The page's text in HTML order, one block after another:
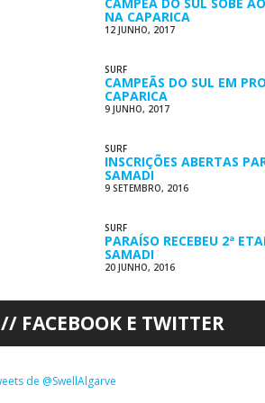
NA CAPARICA
12 JUNHO, 2017
SURF
CAMPEÃS DO SUL EM
CAPARICA
9 JUNHO, 2017
SURF
INSCRIÇÕES ABERTAS
SAMADI
9 SETEMBRO, 2016
SURF
PARAÍSO RECEBEU 2ª
SAMADI
20 JUNHO, 2016
FACEBOOK E TWITTER
de @SwellAlgarve